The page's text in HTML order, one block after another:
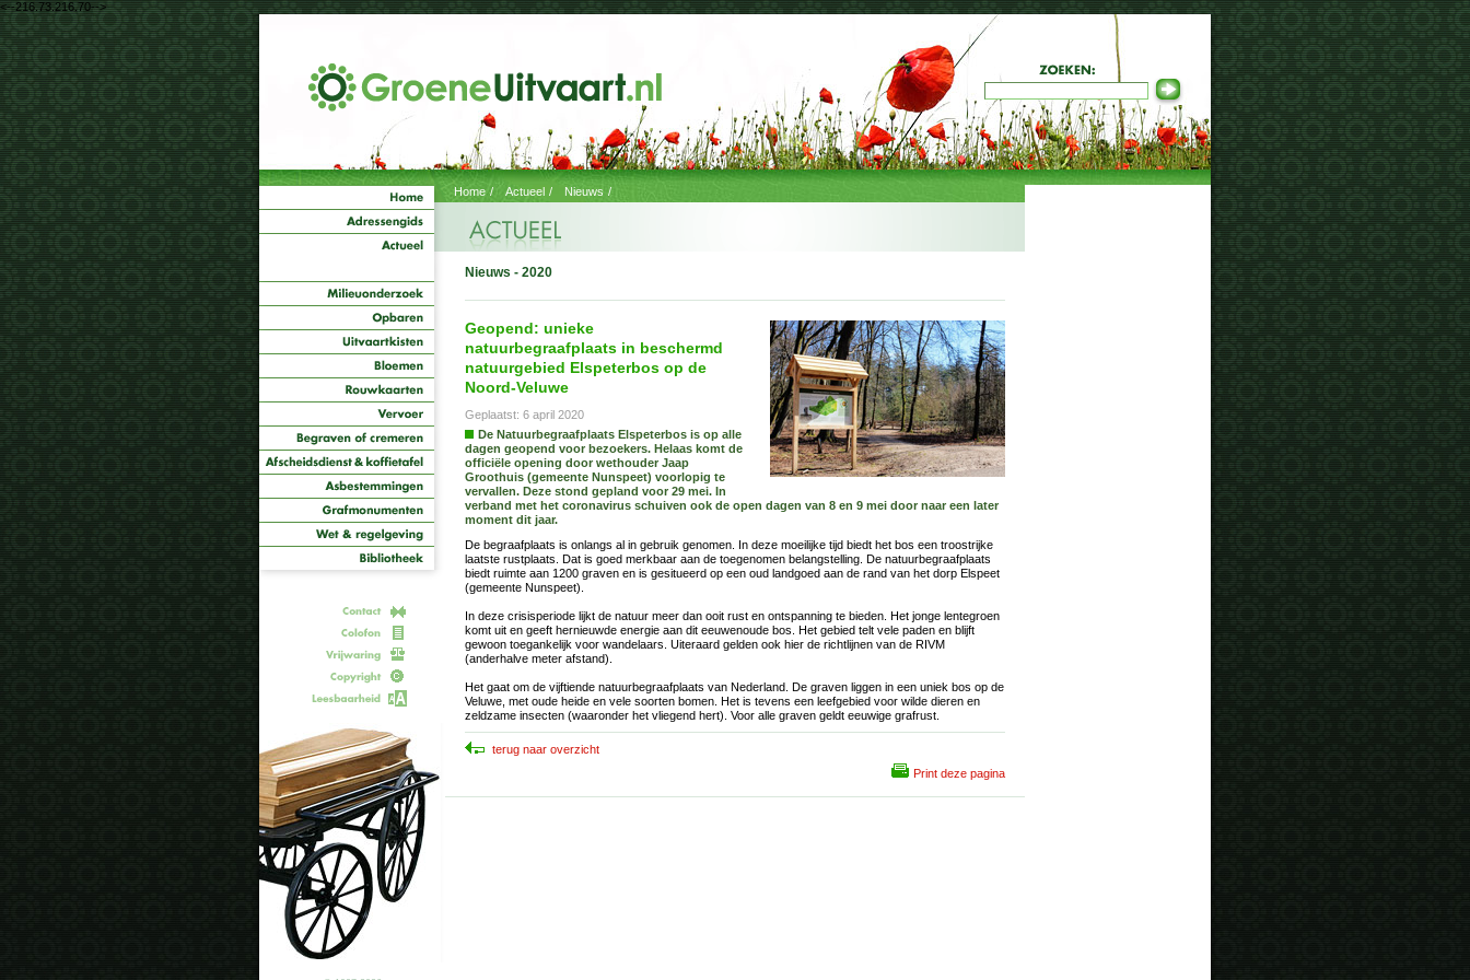
<--216.73.216.70-->
Home / Actueel / Nieuws /
Nieuws - 2020
Geopend: unieke
natuurbegraafplaats in beschermd
natuurgebied Elspeterbos op de
Noord-Veluwe
Geplaatst: 6 april 2020
De Natuurbegraafplaats Elspeterbos is op alle
dagen geopend voor bezoekers. Helaas komt de
officiële opening door wethouder Jaap
Groothuis (gemeente Nunspeet) voorlopig te
vervallen. Deze stond gepland voor 29 mei. In
verband met het coronavirus schuiven ook de open dagen van 8 en 9 mei door naar een later
moment dit jaar.
De begraafplaats is onlangs al in gebruik genomen. In deze moeilijke tijd biedt het bos een troostrijke
laatste rustplaats. Dat is goed merkbaar aan de toegenomen belangstelling. De natuurbegraafplaats
biedt ruimte aan 1200 graven en is gesitueerd op een oud landgoed aan de rand van het dorp Elspeet
(gemeente Nunspeet).
In deze crisisperiode lijkt de natuur meer dan ooit rust en ontspanning te bieden. Het jonge lentegroen
komt uit en geeft hernieuwde energie aan dit eeuwenoude bos. Het gebied telt vele paden en blijft
gewoon toegankelijk voor wandelaars. Uiteraard gelden ook hier de richtlijnen van de RIVM
(anderhalve meter afstand).
Het gaat om de vijftiende natuurbegraafplaats van Nederland. De graven liggen in een uniek bos op de
Veluwe, met oude heide en vele soorten bomen. Het is tevens een leefgebied voor wilde dieren en
zeldzame insecten (waaronder het vliegend hert). Voor alle graven geldt eeuwige grafrust.
terug naar overzicht
Print deze pagina